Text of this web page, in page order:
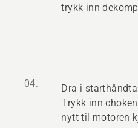
trykk inn
04.
Dra i
Trykk inn
nytt til motoren